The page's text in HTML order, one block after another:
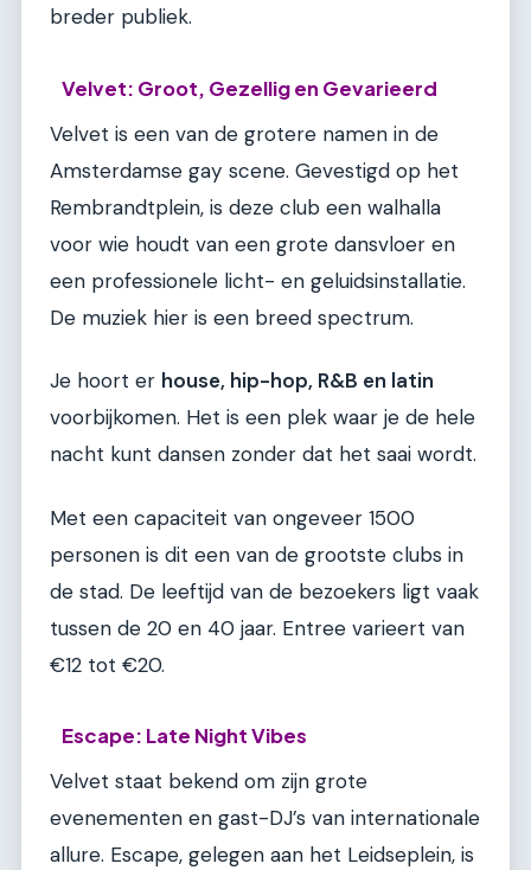
breder publiek.
Velvet: Groot, Gezellig en Gevarieerd
Velvet is een van de grotere namen in de
Amsterdamse gay scene. Gevestigd op het
Rembrandtplein, is deze club een walhalla
voor wie houdt van een grote dansvloer en
een professionele licht- en geluidsinstallatie.
De muziek hier is een breed spectrum.
Je hoort er house, hip-hop, R&B en latin
voorbijkomen. Het is een plek waar je de hele
nacht kunt dansen zonder dat het saai wordt.
Met een capaciteit van ongeveer 1500
personen is dit een van de grootste clubs in
de stad. De leeftijd van de bezoekers ligt vaak
tussen de 20 en 40 jaar. Entree varieert van
€12 tot €20.
Escape: Late Night Vibes
Velvet staat bekend om zijn grote
evenementen en gast-DJ’s van internationale
allure. Escape, gelegen aan het Leidseplein, is